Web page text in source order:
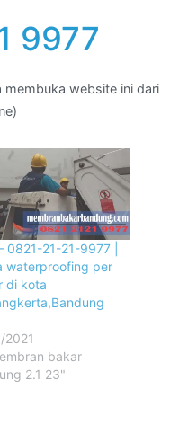
9977
membuka website ini dari
0821-21-21-9977 |
waterproofing per
di kota
2021
bakar
2.1 23"